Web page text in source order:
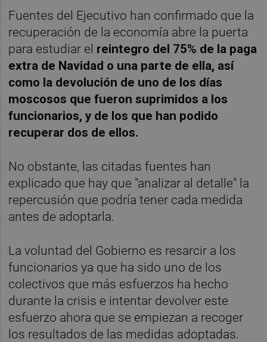
Fuentes del Ejecutivo han confirmado que la
recuperación de la economía abre la puerta
para estudiar el reintegro del 75% de la paga
extra de Navidad o una parte de ella, así
como la devolución de uno de los días
moscosos que fueron suprimidos a los
funcionarios, y de los que han podido
recuperar dos de ellos.
No obstante, las citadas fuentes han
explicado que hay que "analizar al detalle" la
repercusión que podría tener cada medida
antes de adoptarla.
La voluntad del Gobierno es resarcir a los
funcionarios ya que ha sido uno de los
colectivos que más esfuerzos ha hecho
durante la crisis e intentar devolver este
esfuerzo ahora que se empiezan a recoger
los resultados de las medidas adoptadas.